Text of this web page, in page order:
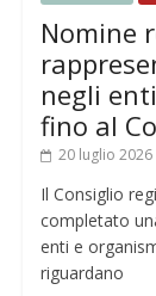
Nomine
negli
fino al
20 luglio 2026
Il Consiglio
completato
enti e
riguardano